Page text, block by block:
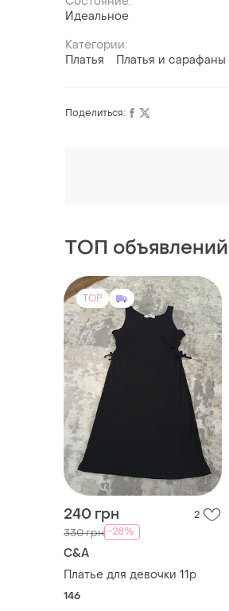
Идеальное
Категории:
Платья
Платья и сарафаны
Поделиться:
ТОП объявлений
TOP
240 грн 2
330 грн -28%
C&A
Платье для девочки 11р
146